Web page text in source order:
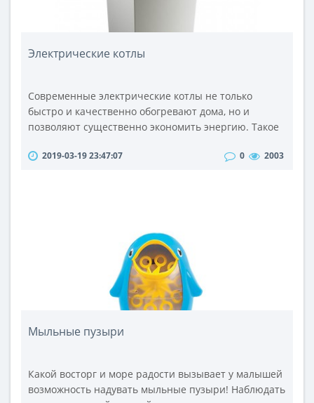
Электрические котлы
Современные электрические котлы не только
быстро и качественно обогревают дома, но и
позволяют существенно экономить энергию. Такое
отопления и горячего водоснабжения в нежилых и
протока и другими дополнительн..
2019-03-19 23:47:07 0 2003
Мыльные пузыри
Какой восторг и море радости вызывает у малышей
возможность надувать мыльные пузыри! Наблюдать